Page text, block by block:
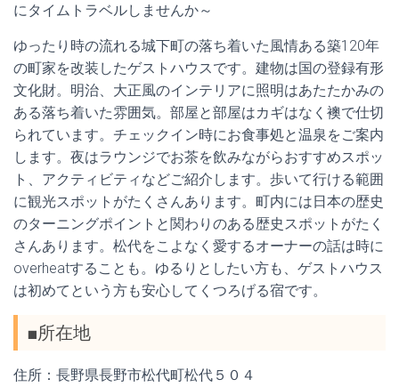
にタイムトラベルしませんか～
ゆったり時の流れる城下町の落ち着いた風情ある築120年
の町家を改装したゲストハウスです。建物は国の登録有形
文化財。明治、大正風のインテリアに照明はあたたかみの
ある落ち着いた雰囲気。部屋と部屋はカギはなく襖で仕切
られています。チェックイン時にお食事処と温泉をご案内
します。夜はラウンジでお茶を飲みながらおすすめスポッ
ト、アクティビティなどご紹介します。歩いて行ける範囲
に観光スポットがたくさんあります。町内には日本の歴史
のターニングポイントと関わりのある歴史スポットがたく
さんあります。松代をこよなく愛するオーナーの話は時に
overheatすることも。ゆるりとしたい方も、ゲストハウス
は初めてという方も安心してくつろげる宿です。
■所在地
住所：長野県長野市松代町松代５０４